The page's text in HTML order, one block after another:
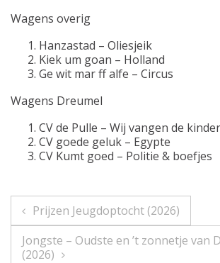
Wagens overig
Hanzastad – Oliesjeik
Kiek um goan – Holland
Ge wit mar ff alfe – Circus
Wagens Dreumel
CV de Pulle – Wij vangen de
CV goede geluk – Egypte
CV Kumt goed – Politie & boefjes
Bericht
navigatie
Prijzen Jeugdoptocht (2026)
Jongste – Oudste en ’t zonnetje van
(2026)